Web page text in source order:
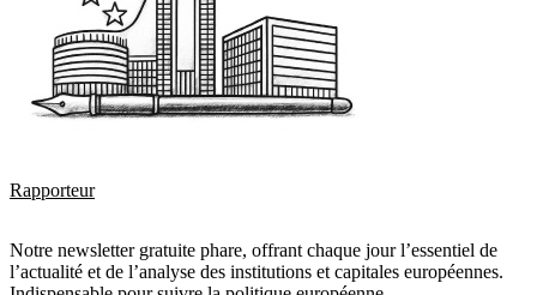
Rapporteur
Notre newsletter gratuite phare, offrant chaque jour l’essentiel de
l’actualité et de l’analyse des institutions et capitales européennes.